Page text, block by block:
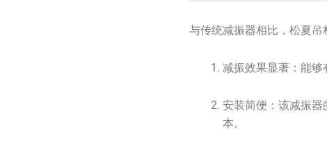
与传统减振器相比，松夏吊
减振效果显著：能够
安装简便：该减振
本。